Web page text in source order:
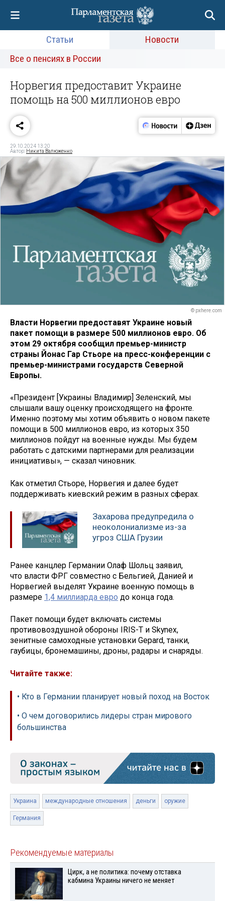
Статьи
Новости
Все о пенсиях в России
Норвегия предоставит Украине
помощь на 500 миллионов евро
29.10.2024 13:20
Автор: Никита Валюженко
© pxhere.com
Власти Норвегии предоставят Украине новый
пакет помощи в размере 500 миллионов евро. Об
этом 29 октября сообщил премьер-министр
страны Йонас Гар Стьоре на пресс-конференции с
премьер-министрами государств Северной
Европы.
«Президент [Украины Владимир] Зеленский, мы
слышали вашу оценку происходящего на фронте.
Именно поэтому мы хотим объявить о новом пакете
помощи в 500 миллионов евро, из которых 350
миллионов пойдут на военные нужды. Мы будем
работать с датскими партнерами для реализации
инициативы», — сказал чиновник.
Как отметил Стьоре, Норвегия и далее будет
поддерживать киевский режим в разных сферах.
Захарова предупредила о
неоколониализме из-за
угроз США Грузии
Ранее канцлер Германии Олаф Шольц заявил,
что власти ФРГ совместно с Бельгией, Данией и
Норвегией выделят Украине военную помощь в
размере 1,4 миллиарда евро до конца года.
Пакет помощи будет включать системы
противовоздушной обороны IRIS-T и Skynex,
зенитные самоходные установки Gepard, танки,
гаубицы, бронемашины, дроны, радары и снаряды.
Читайте также:
• Кто в Германии планирует новый поход на Восток
• О чем договорились лидеры стран мирового
большинства
Украина международные отношения деньги оружие
Германия
Рекомендуемые материалы
Цирк, а не политика: почему отставка
кабмина Украины ничего не меняет